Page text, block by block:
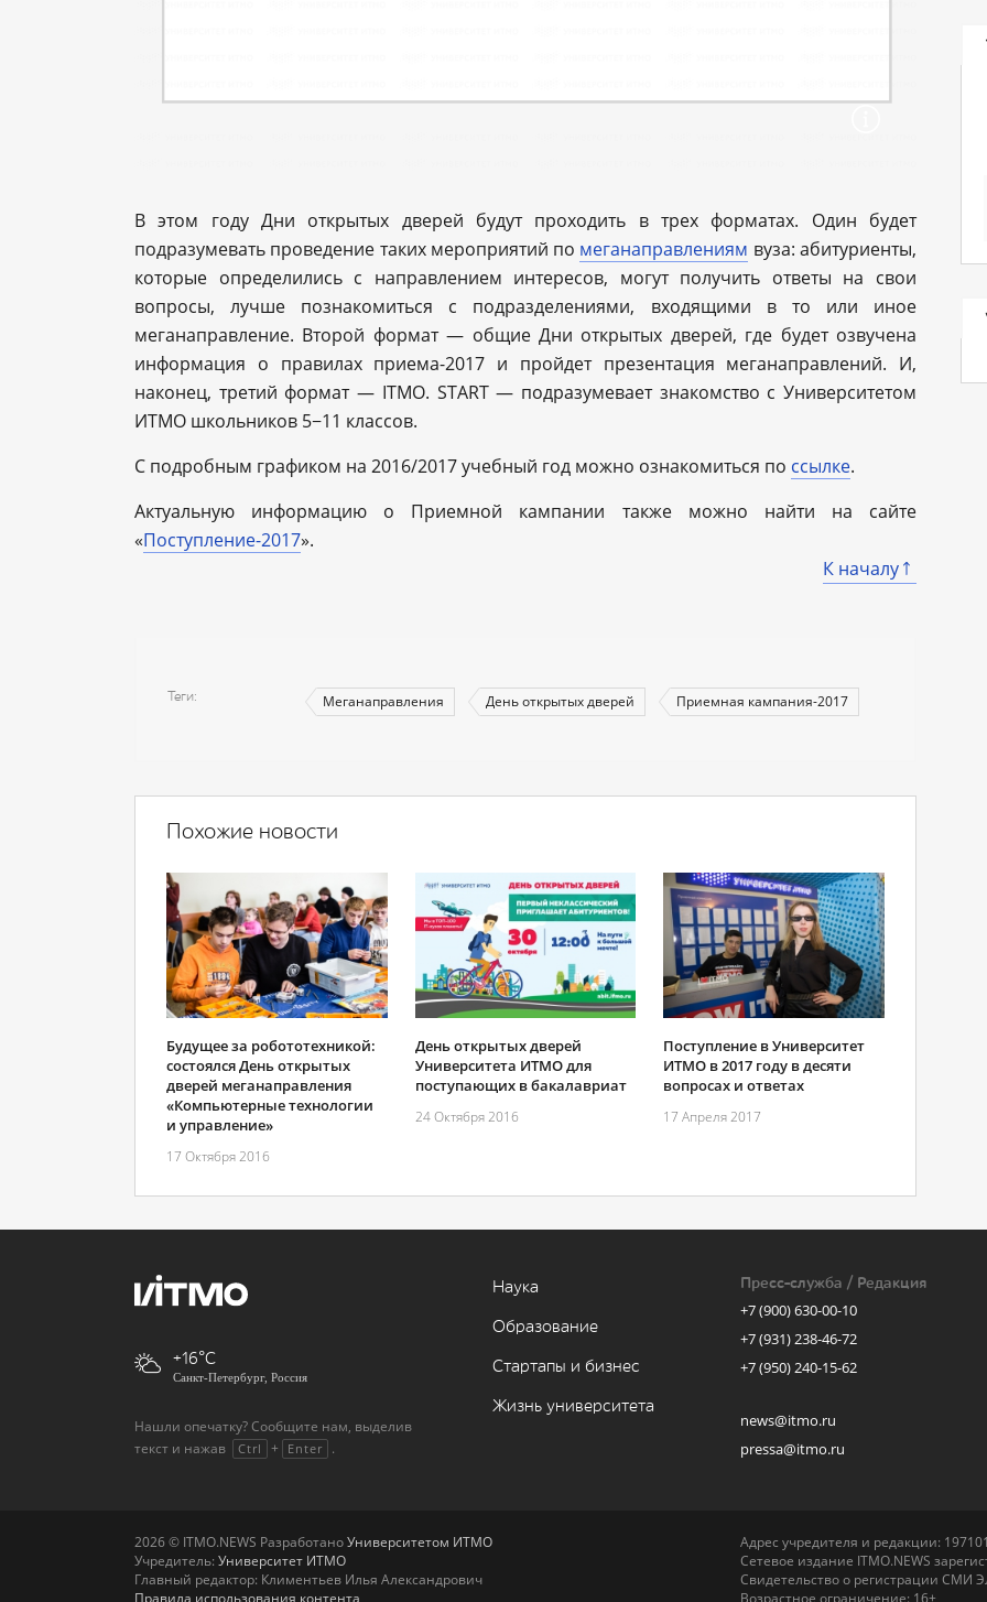
В этом году Дни открытых дверей будут проходить в трех форматах. Один будет
подразумевать проведение таких мероприятий по меганаправлениям вуза: абитуриенты,
которые определились с направлением интересов, могут получить ответы на свои
вопросы, лучше познакомиться с подразделениями, входящими в то или иное
меганаправление. Второй формат — общие Дни открытых дверей, где будет озвучена
информация о правилах приема-2017 и пройдет презентация меганаправлений. И,
наконец, третий формат — ITMO. START — подразумевает знакомство с Университетом
ИТМО школьников 5−11 классов.
С подробным графиком на 2016/2017 учебный год можно ознакомиться по ссылке.
Актуальную информацию о Приемной кампании также можно найти на сайте
«Поступление-2017».
К началу
Теги Меганаправления День открытых дверей Приемная кампания-2017
Похожие новости
Будущее за робототехникой:
состоялся День открытых
дверей меганаправления
«Компьютерные технологии
и управление»
17 Октября 2016
День открытых дверей
Университета ИТМО для
поступающих в бакалавриат
24 Октября 2016
Поступление в Университет
ИТМО в 2017 году в десяти
вопросах и ответах
17 Апреля 2017
+16
Санкт-Петербург, Россия
Нашли опечатку? Сообщите нам, выделив
текст и нажав
Ctrl + Enter .
Наука
Образование
Стартапы и бизнес
Жизнь университета
Пресс-служба / Редакция
+7 (900) 630-00-10
+7 (931) 238-46-72
+7 (950) 240-15-62
news@itmo.ru
pressa@itmo.ru
2026 © ITMO.NEWS РазработаноУниверситетом ИТМО
Учредитель: Университет ИТМО
Главный редактор: Климентьев Илья Александрович
Адрес учредителя и редакции:
Сетевое издание ITMO.NEWS
Свидетельство о регистрации СМИ